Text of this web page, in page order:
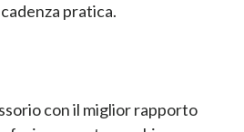
pratica.
con il miglior rapporto